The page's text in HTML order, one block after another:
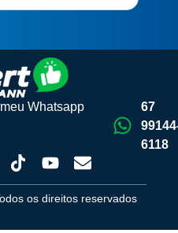
Whatsapp
67
6118
os direitos reservados